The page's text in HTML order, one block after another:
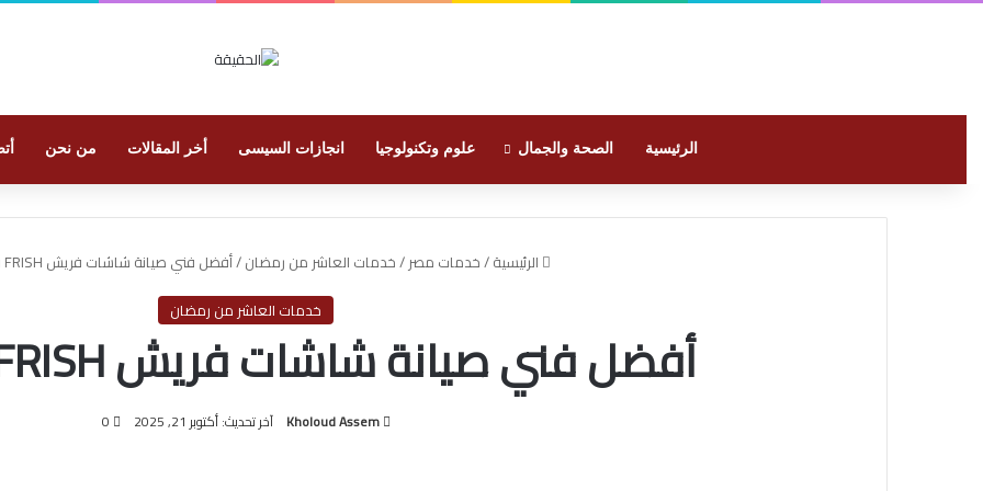
الرئيسية الصحة والجمال علوم وتكنولوجيا انجازات السيسى أخر المقالات من نحن
الرئيسية/خدمات مصر/خدمات العاشر من رمضان/أفضل فني صيانة شاشات فريش FRISH في العاشر
خدمات العاشر من رمضان
أفضل فني صيانة شاشات فريش FRISH في العاشر
Kholoud Assem آخر تحديث: أكتوبر 21, 2025 0